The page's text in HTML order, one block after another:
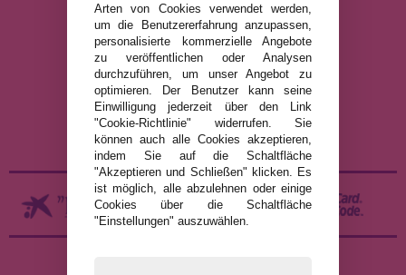
RECHTLICHE HINWEISE
DATENSCHUTZRICHTLINIE
COOKIE-RICHTLINIE
VERSAND UND RÜCKGABE
RÜCKGABE / WIDERRUF
Arten von Cookies verwendet werden,
um die Benutzererfahrung anzupassen,
personalisierte kommerzielle Angebote
zu veröffentlichen oder Analysen
durchzuführen, um unser Angebot zu
optimieren. Der Benutzer kann seine
Einwilligung jederzeit über den Link
"Cookie-Richtlinie" widerrufen. Sie
können auch alle Cookies akzeptieren,
indem Sie auf die Schaltfläche
"Akzeptieren und Schließen" klicken. Es
ist möglich, alle abzulehnen oder einige
Cookies über die Schaltfläche
"Einstellungen" auszuwählen.